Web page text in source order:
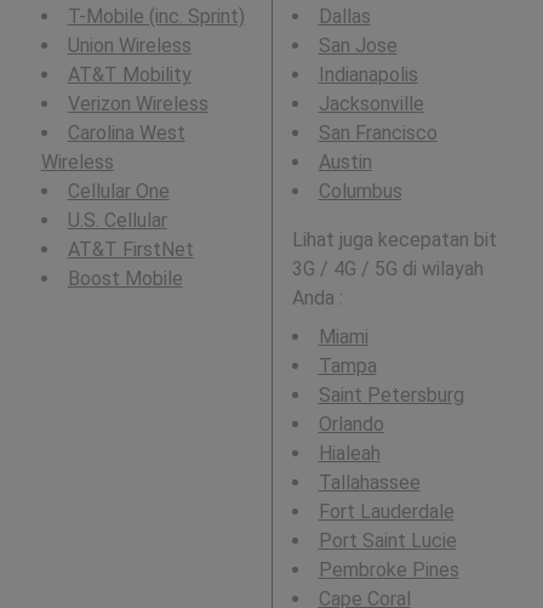
T-Mobile (inc. Sprint)
Union Wireless
AT&T Mobility
Verizon Wireless
Carolina West
Wireless
Cellular One
U.S. Cellular
AT&T FirstNet
Boost Mobile
Dallas
San Jose
Indianapolis
Jacksonville
San Francisco
Austin
Columbus
Lihat juga kecepatan bit
3G / 4G / 5G di wilayah
Anda :
Miami
Tampa
Saint Petersburg
Orlando
Hialeah
Tallahassee
Fort Lauderdale
Port Saint Lucie
Pembroke Pines
Cape Coral